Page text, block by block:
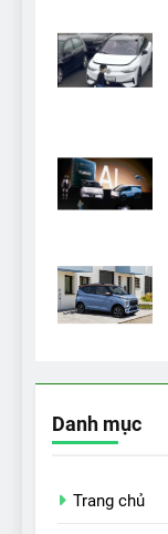
Danh mục
Trang chủ